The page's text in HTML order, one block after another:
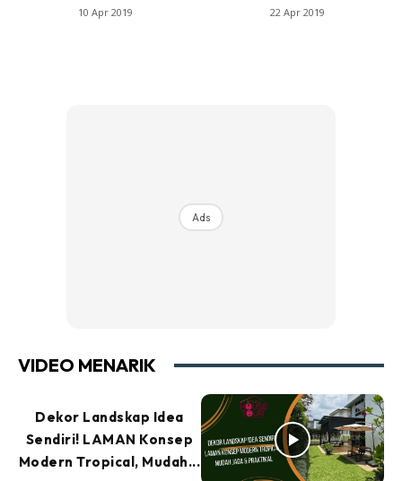
10 Apr 2019 22 Apr 2019
Ads
VIDEO MENARIK
Dekor Landskap Idea
Sendiri! LAMAN Konsep
Modern Tropical, Mudah...